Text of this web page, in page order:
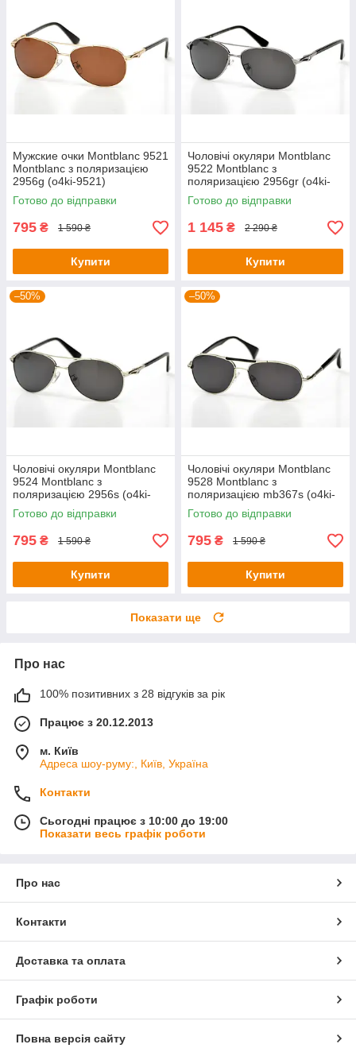
Мужские очки Montblanc 9521
Montblanc з поляризацією
2956g (o4ki-9521)
Готово до відправки
795 ₴ 1 590 ₴
Купити
Чоловічі окуляри Montblanc
9522 Montblanc з
поляризацією 2956gr (o4ki-
9522)
Готово до відправки
1 145 ₴ 2 290 ₴
Купити
–50%
Чоловічі окуляри Montblanc
9524 Montblanc з
поляризацією 2956s (o4ki-
9524)
Готово до відправки
795 ₴ 1 590 ₴
Купити
–50%
Чоловічі окуляри Montblanc
9528 Montblanc з
поляризацією mb367s (o4ki-
9528)
Готово до відправки
795 ₴ 1 590 ₴
Купити
Показати ще
Про нас
100% позитивних з 28 відгуків за рік
Працює з 20.12.2013
м. Київ
Адреса шоу-руму:, Київ, Україна
Контакти
Сьогодні працює з 10:00 до 19:00
Показати весь графік роботи
Про нас
Контакти
Доставка та оплата
Графік роботи
Повна версія сайту